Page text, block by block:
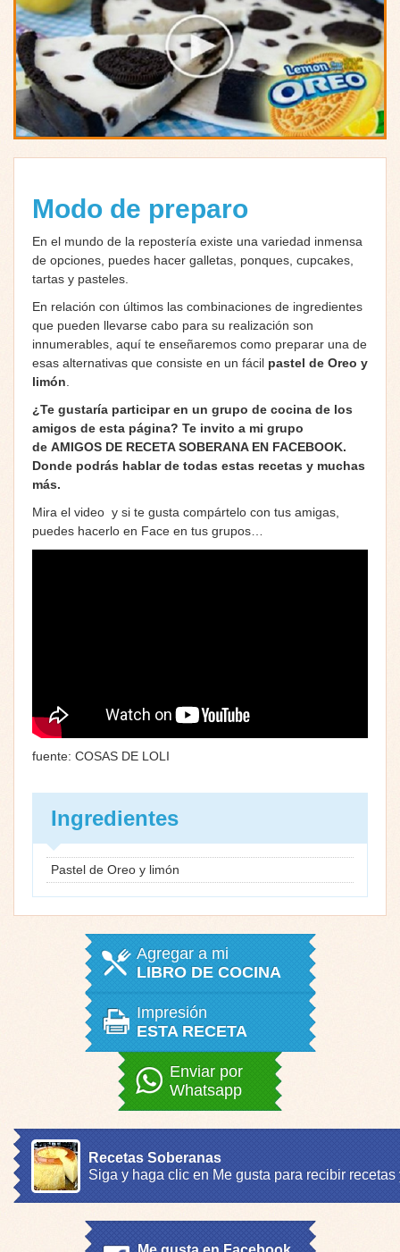
Modo de preparo
En el mundo de la repostería existe una variedad inmensa
de opciones, puedes hacer galletas, ponques, cupcakes,
tartas y pasteles.
En relación con últimos las combinaciones de ingredientes
que pueden llevarse cabo para su realización son
innumerables, aquí te enseñaremos como preparar una de
esas alternativas que consiste en un fácil pastel de Oreo y
limón
¿Te gustaría participar en un grupo de cocina de los
amigos de esta página? Te invito a mi grupo
de AMIGOS DE RECETA SOBERANA EN FACEBOOK.
Donde podrás hablar de todas estas recetas y muchas
más.
Mira el video y si te gusta compártelo con tus amigas,
puedes hacerlo en Face en tus grupos…
fuente: COSAS DE LOLI
Ingredientes
Pastel de Oreo y limón
Agregar a mi
LIBRO DE COCINA
Impresión
ESTA RECETA
Enviar por
Whatsapp
Recetas Soberanas
Siga y haga clic en Me gusta para recibir